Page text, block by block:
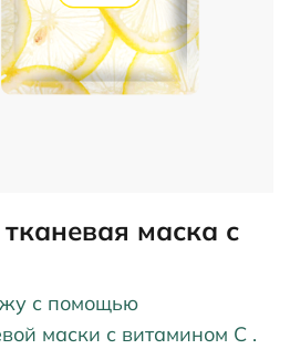
маска с
с помощью
маски с витамином С .